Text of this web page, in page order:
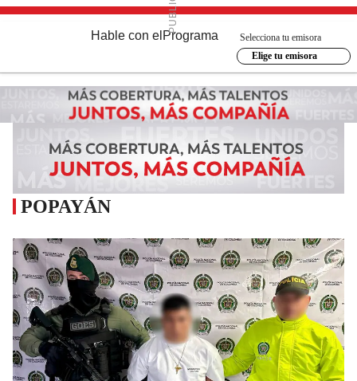
Hable con el Programa
Selecciona tu emisora
Elige tu emisora
POPAYÁN